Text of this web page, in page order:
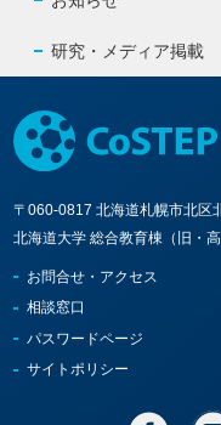
研究・メディア掲載
〒060-0817 北海道札幌市北区
北海道大学 総合教育棟（旧・
お問合せ・アクセス
相談窓口
パスワードページ
サイトポリシー